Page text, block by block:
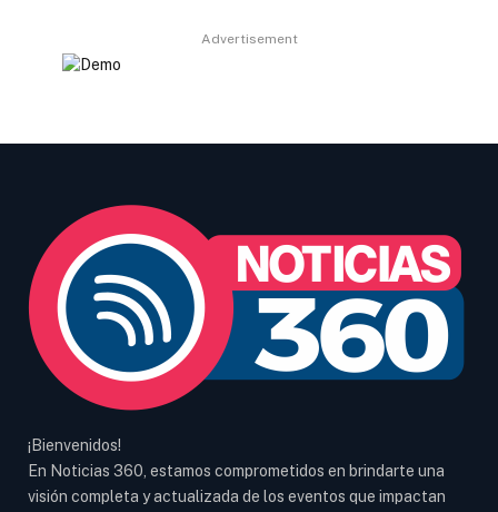
Advertisement
¡Bienvenidos!
En Noticias 360, estamos comprometidos en brindarte una
visión completa y actualizada de los eventos que impactan